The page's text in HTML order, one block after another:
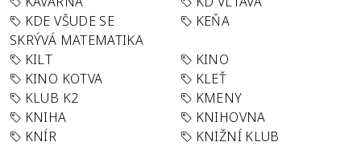
KDE VŠUDE SE
SKRÝVÁ MATEMATIKA
KEŇA
KILT
KINO
KINO KOTVA
KLEŤ
KLUB K2
KMENY
KNIHA
KNIHOVNA
KNÍR
KNIŽNÍ KLUB